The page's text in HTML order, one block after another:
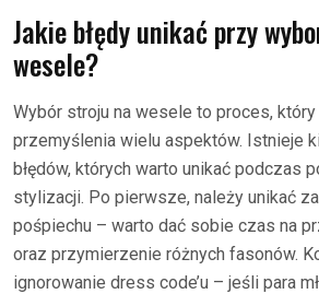
Jakie błędy unikać przy
wesele?
Wybór stroju na wesele to proces,
przemyślenia wielu aspektów. Istnieje
błędów, których warto unikać podczas
stylizacji. Po pierwsze, należy unikać
pośpiechu – warto dać sobie czas na
oraz przymierzenie różnych fasonów.
ignorowanie dress code’u – jeśli para